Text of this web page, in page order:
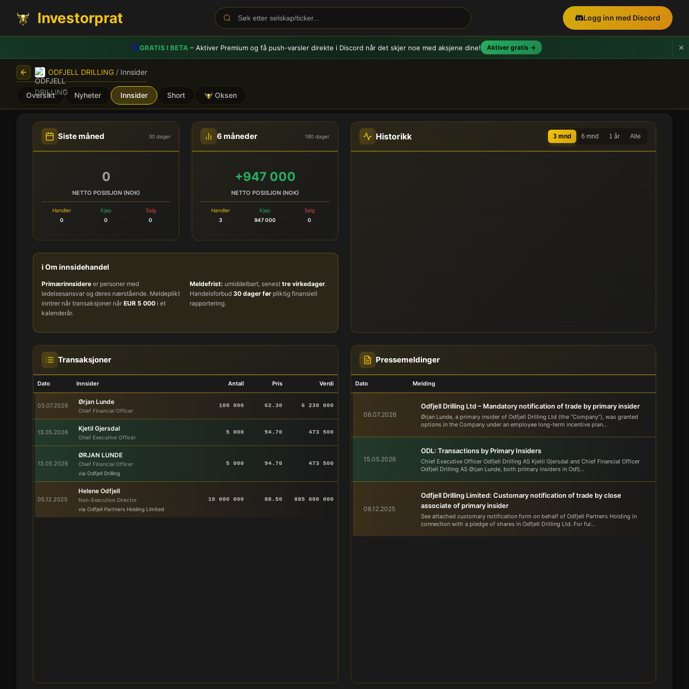
Investorprat Logg inn med Discord
🚀GRATIS I BETA – Aktiver Premium og få push-varslerdirekte i Discord når det skjer noe med aksjene dine! Aktiver gratis →
ODFJELL DRILLING / Innsider
Oversikt Nyheter Innsider Short Oksen
ODFJELL DRILLING (ODL) - Innsidehandel
Siste måned 30 dager
0
NETTO POSISJON (NOK)
Handler
0
Kjøp
0
Salg
0
6 måneder 180 dager
+947 000
NETTO POSISJON (NOK)
Handler
3
Kjøp
947 000
Salg
0
Historikk 3 mnd 6 mnd 1 år Alle
ℹ️ Om innsidehandel
Primærinnsidere er personer med
ledelsesansvar og deres nærstående. Meldeplikt
inntrer når transaksjoner når EUR 5 000 i et
kalenderår.
Meldefrist: umiddelbart, senest tre virkedager.
Handelsforbud 30 dager før pliktig finansiell
rapportering.
Transaksjoner
Dato Innsider Antall Pris Verdi
03.07.2026 Ørjan Lunde
Chief Financial Officer
100 000 62.30 6 230 000
13.05.2026 Kjetil Gjersdal
Chief Executive Officer
5 000 94.70 473 500
13.05.2026
ØRJAN LUNDE
Chief Financial Officer
via Odfjell Drilling
5 000 94.70 473 500
05.12.2025
Helene Odfjell
Non-Executive Director
via Odfjell Partners Holding Limited
10 000 000 88.50 885 000 000
Pressemeldinger
Dato Melding
06.07.2026
Odfjell Drilling Ltd – Mandatory notification of trade by primary insider
Ørjan Lunde, a primary insider of Odfjell Drilling Ltd (the “Company”), was granted
options in the Company under an employee long-term incentive plan...
15.05.2026
ODL: Transactions by Primary Insiders
Chief Executive Officer Odfjell Drilling AS Kjetil Gjersdal and Chief Financial Officer
Odfjell Drilling AS Ørjan Lunde, both primary insiders in Odfj...
08.12.2025
Odfjell Drilling Limited: Customary notification of trade by close
associate of primary insider
See attached customary notification form on behalf of Odfjell Partners Holding in
connection with a pledge of shares in Odfjell Drilling Ltd. For fur...